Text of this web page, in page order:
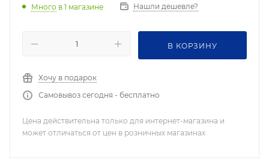
Много в 1 магазине Нашли дешевле?
В КОРЗИНУ
Хочу в подарок
Самовывоз сегодня - бесплатно
Цена действительна только для интернет-магазина и
может отличаться от цен в розничных магазинах